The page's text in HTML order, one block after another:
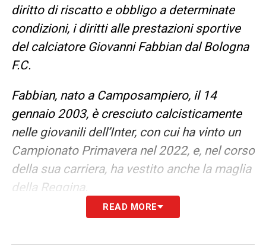
diritto di riscatto e obbligo a determinate
condizioni, i diritti alle prestazioni sportive
del calciatore Giovanni Fabbian dal Bologna
F.C.
Fabbian, nato a Camposampiero, il 14
gennaio 2003, è cresciuto calcisticamente
nelle giovanili dell’Inter, con cui ha vinto un
Campionato Primavera nel 2022, e, nel corso
della sua carriera, ha vestito anche la maglia
della Reggina.
Il nuovo calciatore viola ha disputato 91
READ MORE